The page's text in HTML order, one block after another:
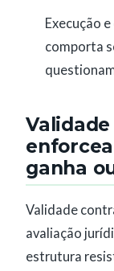
Execução
comporta
ganha
Validade
avaliação
estrutura